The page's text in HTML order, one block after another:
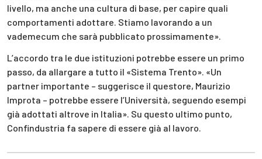
livello, ma anche una cultura di base, per capire quali
comportamenti adottare. Stiamo lavorando a un
vademecum che sarà pubblicato prossimamente».
L’accordo tra le due istituzioni potrebbe essere un primo
passo, da allargare a tutto il «Sistema Trento». «Un
partner importante – suggerisce il questore, Maurizio
Improta – potrebbe essere l’Università, seguendo esempi
già adottati altrove in Italia». Su questo ultimo punto,
Confindustria fa sapere di essere già al lavoro.